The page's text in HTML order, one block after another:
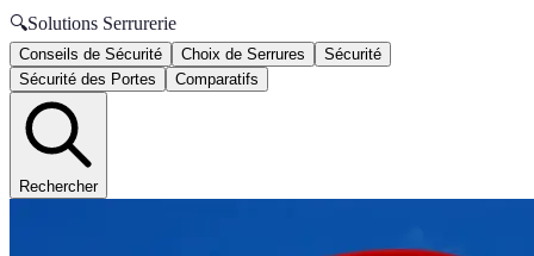
🔍Solutions Serrurerie
Conseils de Sécurité Choix de Serrures
Sécurité
Sécurité des Portes
Comparatifs
Rechercher